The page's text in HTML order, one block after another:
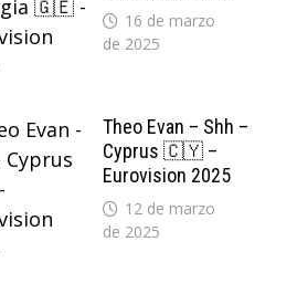
16 de marzo
de 2025
Theo Evan – Shh –
Cyprus 🇨🇾 –
Eurovision 2025
12 de marzo
de 2025